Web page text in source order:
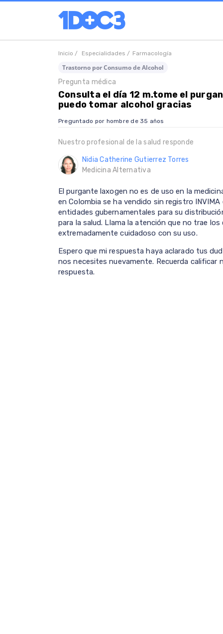
Inicio / Especialidades / Farmacología
Trastorno por Consumo de Alcohol
Pregunta médica
Consulta el día 12 m.tome el
puedo tomar alcohol gracias
Preguntado por hombre de 35 años
Nuestro profesional de la salud responde
Nidia Catherine Gutierrez Torres
Medicina Alternativa
El purgante laxogen no es de uso en la
en Colombia se ha vendido sin registro
entidades gubernamentales para su
para la salud. Llama la atención que no trae
extremadamente cuidadoso con su uso.
Espero que mi respuesta haya aclarado tus
nos necesites nuevamente. Recuerda calificar
respuesta.